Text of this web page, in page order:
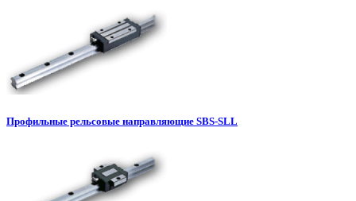
Профильные рельсовые направляющие SBS-SLL